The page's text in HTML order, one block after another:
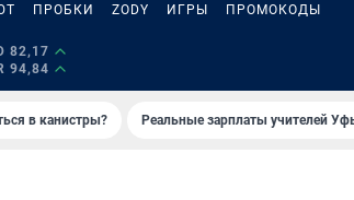
ПРОБКИ ZODY ИГРЫ ПРОМОКОДЫ
82,17
94,84
в канистры? Реальные зарплаты учителей